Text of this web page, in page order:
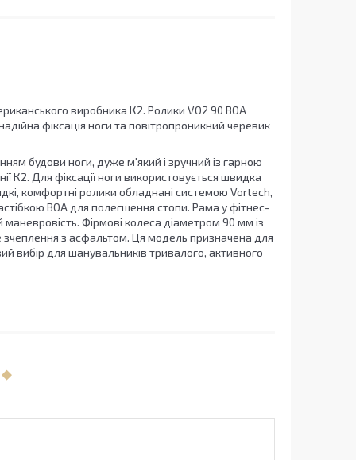
виробника К2. Ролики VO2 90 BOA
фіксація ноги та повітропроникний черевик
будови ноги, дуже м'який і зручний із гарною
К2. Для фіксації ноги використовується швидка
комфортні ролики обладнані системою Vortech,
BOA для полегшення стопи. Рама у фітнес-
Фірмові колеса діаметром 90 мм із
зчеплення з асфальтом. Ця модель призначена для
вибір для шанувальників тривалого, активного